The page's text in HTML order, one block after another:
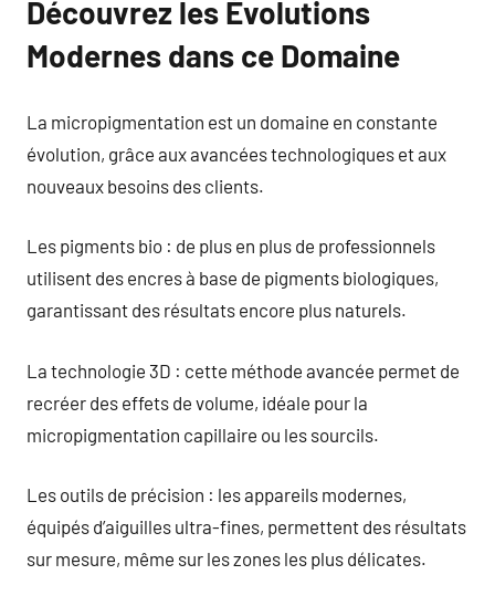
Découvrez les Évolutions
Modernes dans ce Domaine
La micropigmentation est un domaine en constante
évolution, grâce aux avancées technologiques et aux
nouveaux besoins des clients.
Les pigments bio : de plus en plus de professionnels
utilisent des encres à base de pigments biologiques,
garantissant des résultats encore plus naturels.
La technologie 3D : cette méthode avancée permet de
recréer des effets de volume, idéale pour la
micropigmentation capillaire ou les sourcils.
Les outils de précision : les appareils modernes,
équipés d’aiguilles ultra-fines, permettent des résultats
sur mesure, même sur les zones les plus délicates.